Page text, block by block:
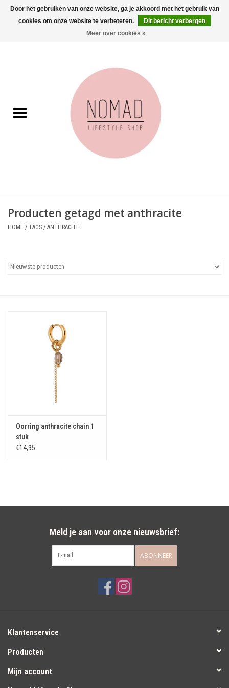
0 Artikelen - €0,00
Aan tafel
Producten getagd met anthracite
HOME / TAGS / ANTHRACITE
Oorring anthracite chain 1
stuk
€14,95
Meld je aan voor onze nieuwsbrief:
ABONNEER
Klantenservice
Producten
Mijn account
Door het gebruiken van onze website, ga je akkoord met het gebruik van
cookies om onze website te verbeteren.
Dit bericht verbergen
Meer over cookies »